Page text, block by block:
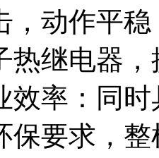
，动作平
热继电器
效率：同
保要求，